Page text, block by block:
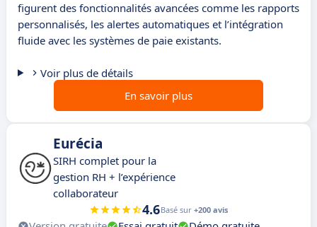
figurent des fonctionnalités avancées comme les rapports
personnalisés, les alertes automatiques et l’intégration
fluide avec les systèmes de paie existants.
Voir plus de détails
En savoir plus
Eurécia
SIRH complet pour la
gestion RH + l’expérience
collaborateur
4.6Basé sur +200 avis